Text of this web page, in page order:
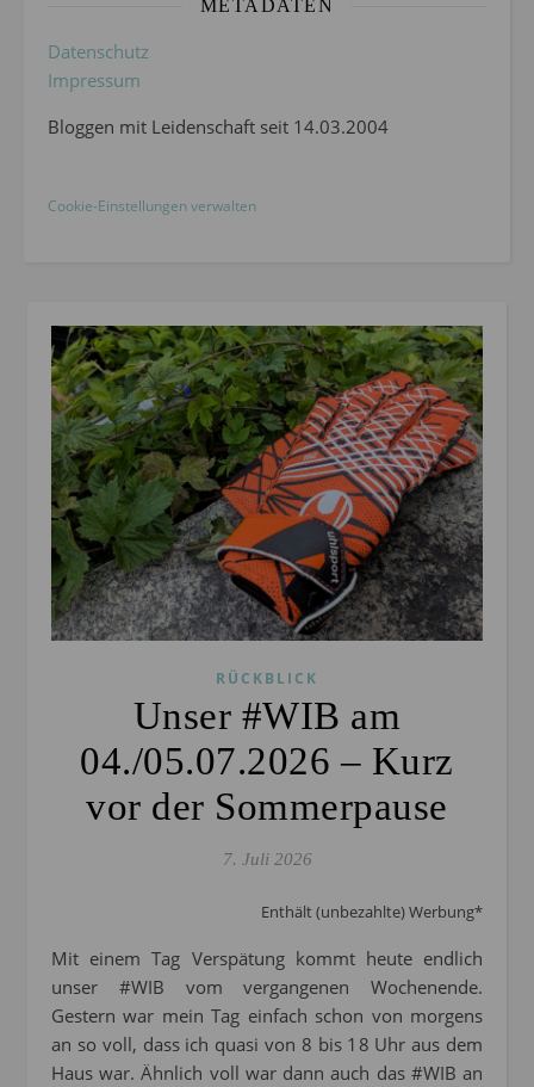
METADATEN
Datenschutz
Impressum
Bloggen mit Leidenschaft seit 14.03.2004
Cookie-Einstellungen verwalten
RÜCKBLICK
Unser #WIB am
04./05.07.2026 – Kurz
vor der Sommerpause
7. Juli 2026
Enthält (unbezahlte) Werbung*
Mit einem Tag Verspätung kommt heute endlich
unser #WIB vom vergangenen Wochenende.
Gestern war mein Tag einfach schon von morgens
an so voll, dass ich quasi von 8 bis 18 Uhr aus dem
Haus war. Ähnlich voll war dann auch das #WIB an